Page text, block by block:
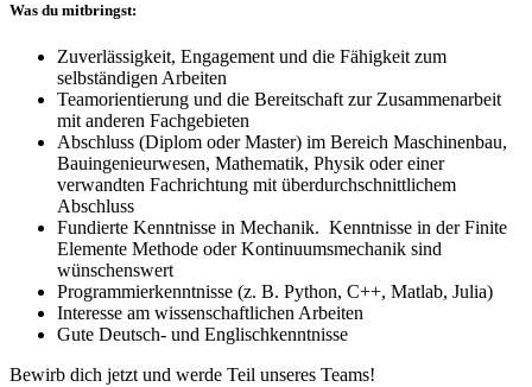
Was du mitbringst:
Zuverlässigkeit, Engagement und die Fähigkeit zum
selbständigen Arbeiten
Teamorientierung und die Bereitschaft zur Zusammenarbeit
mit anderen Fachgebieten
Abschluss (Diplom oder Master) im Bereich Maschinenbau,
Bauingenieurwesen, Mathematik, Physik oder einer
verwandten Fachrichtung mit überdurchschnittlichem
Abschluss
Fundierte Kenntnisse in Mechanik. Kenntnisse in der Finite
Elemente Methode oder Kontinuumsmechanik sind
wünschenswert
Programmierkenntnisse (z. B. Python, C++, Matlab, Julia)
Interesse am wissenschaftlichen Arbeiten
Gute Deutsch- und Englischkenntnisse
Bewirb dich jetzt und werde Teil unseres Teams!